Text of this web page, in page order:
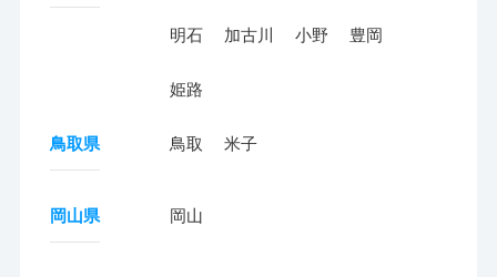
明石 加古川 小野 豊岡
姫路
鳥取県 鳥取 米子
岡山県 岡山